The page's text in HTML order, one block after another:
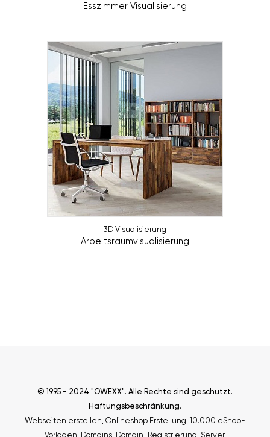
Esszimmer Visualisierung
3D Visualisierung
Arbeitsraumvisualisierung
© 1995 - 2024 "OWEXX". Alle Rechte sind geschützt.
Haftungsbeschränkung.
Webseiten erstellen, Onlineshop Erstellung, 10.000 eShop-
Vorlagen Domains, Domain-Registrierung Server,